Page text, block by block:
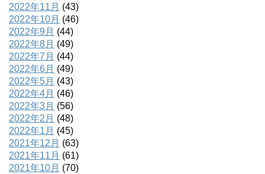
2022年11月 (43)
2022年10月 (46)
2022年9月 (44)
2022年8月 (49)
2022年7月 (44)
2022年6月 (49)
2022年5月 (43)
2022年4月 (46)
2022年3月 (56)
2022年2月 (48)
2022年1月 (45)
2021年12月 (63)
2021年11月 (61)
2021年10月 (70)